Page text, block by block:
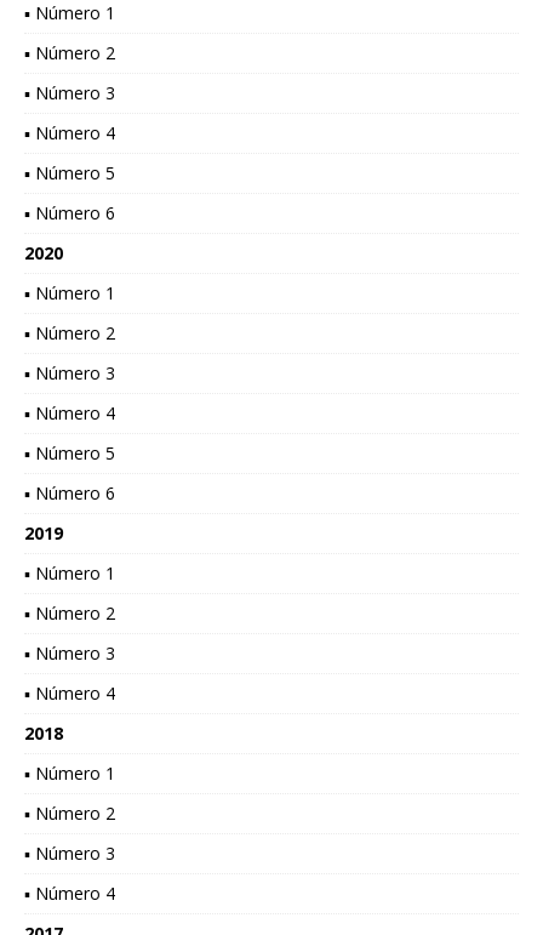
▪ Número 1
▪ Número 2
▪ Número 3
▪ Número 4
▪ Número 5
▪ Número 6
2020
▪ Número 1
▪ Número 2
▪ Número 3
▪ Número 4
▪ Número 5
▪ Número 6
2019
▪ Número 1
▪ Número 2
▪ Número 3
▪ Número 4
2018
▪ Número 1
▪ Número 2
▪ Número 3
▪ Número 4